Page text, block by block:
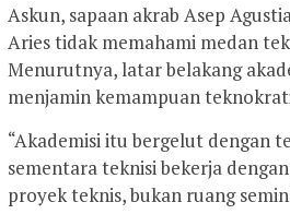
Askun, sapaan akrab Asep
Aries tidak memahami medan
Menurutnya, latar belakang
menjamin kemampuan
“Akademisi itu bergelut dengan
sementara teknisi bekerja
proyek teknis, bukan ruang